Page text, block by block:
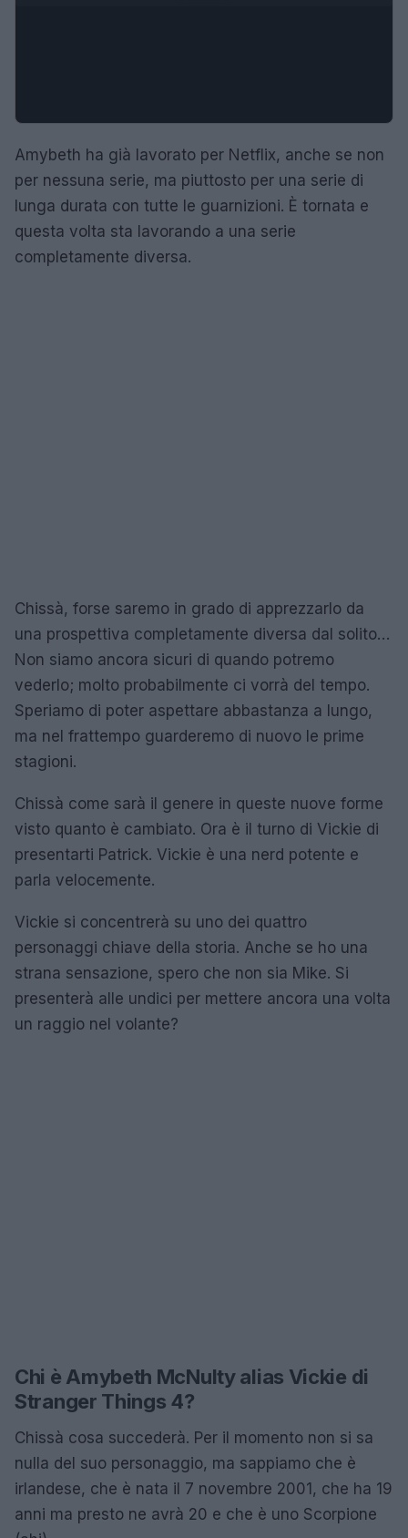
Amybeth ha già lavorato per Netflix, anche se non
per nessuna serie, ma piuttosto per una serie di
lunga durata con tutte le guarnizioni. È tornata e
questa volta sta lavorando a una serie
completamente diversa.
Chissà, forse saremo in grado di apprezzarlo da
una prospettiva completamente diversa dal solito…
Non siamo ancora sicuri di quando potremo
vederlo; molto probabilmente ci vorrà del tempo.
Speriamo di poter aspettare abbastanza a lungo,
ma nel frattempo guarderemo di nuovo le prime
stagioni.
Chissà come sarà il genere in queste nuove forme
visto quanto è cambiato. Ora è il turno di Vickie di
presentarti Patrick. Vickie è una nerd potente e
parla velocemente.
Vickie si concentrerà su uno dei quattro
personaggi chiave della storia. Anche se ho una
strana sensazione, spero che non sia Mike. Si
presenterà alle undici per mettere ancora una volta
un raggio nel volante?
Chi è Amybeth McNulty alias Vickie di
Stranger Things 4?
Chissà cosa succederà. Per il momento non si sa
nulla del suo personaggio, ma sappiamo che è
irlandese, che è nata il 7 novembre 2001, che ha 19
anni ma presto ne avrà 20 e che è uno Scorpione